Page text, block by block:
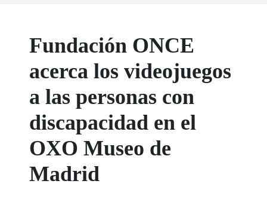
Fundación ONCE
acerca los videojuegos
a las personas con
discapacidad en el
OXO Museo de
Madrid